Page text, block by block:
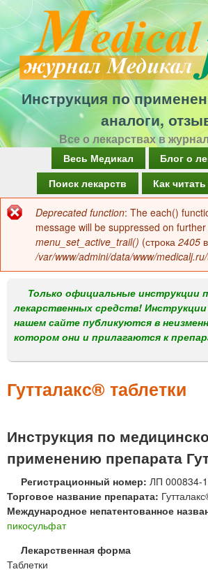
Перейти
к
основному
содержанию
Инструкция по
аналоги,
Все о лекарствах в
а
в
о
м
е
н
Весь Медикал
Блог о
Поиск лекарств
Как
Сообщение
об
ошибке
Deprecated function: The each()
message will be suppressed on
menu_set_active_trail() (строка 2405
/var/www/admini/data/www/
Только официальные инструкции
лекарственных средств! Инструкции
нашем сайте публикуются в
котором они и прилагаются к
Гутталакс® таблетки
Инструкция по
применению препарата
Регистрационный номер: ЛП 000834-
Торговое название препарата:
Международное непатентованное
пикосульфат
Лекарственная форма
Таблетки